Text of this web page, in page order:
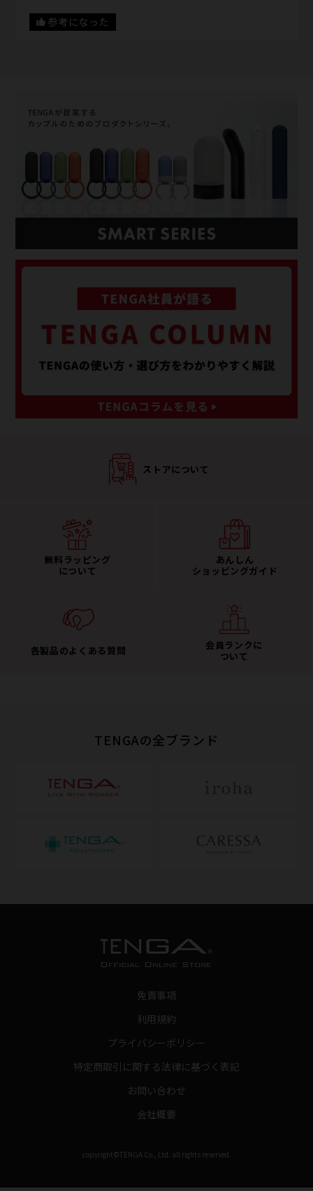
参考になった
ストアについて
無料ラッピング
について
あんしん
ショッピングガイド
各製品のよくある質問
会員ランクに
ついて
TENGAの全ブランド
免責事項
利用規約
プライバシーポリシー
特定商取引に関する法律に基づく表記
お問い合わせ
会社概要
copyright©TENGA Co., Ltd. all rights reserved.